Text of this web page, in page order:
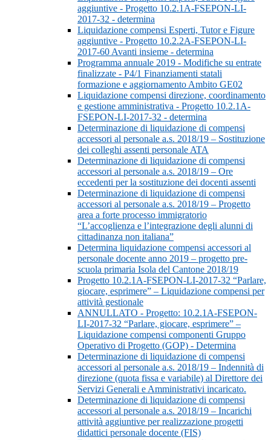
aggiuntive - Progetto 10.2.1A-FSEPON-LI-
2017-32 - determina
Liquidazione compensi Esperti, Tutor e Figure
aggiuntive - Progetto 10.2.2A-FSEPON-LI-
2017-60 Avanti insieme - determina
Programma annuale 2019 - Modifiche su entrate
finalizzate - P4/1 Finanziamenti statali
formazione e aggiornamento Ambito GE02
Liquidazione compensi direzione, coordinamento
e gestione amministrativa - Progetto 10.2.1A-
FSEPON-LI-2017-32 - determina
Determinazione di liquidazione di compensi
accessori al personale a.s. 2018/19 – Sostituzione
dei colleghi assenti personale ATA
Determinazione di liquidazione di compensi
accessori al personale a.s. 2018/19 – Ore
eccedenti per la sostituzione dei docenti assenti
Determinazione di liquidazione di compensi
accessori al personale a.s. 2018/19 – Progetto
area a forte processo immigratorio
“L’accoglienza e l’integrazione degli alunni di
cittadinanza non italiana”
Determina liquidazione compensi accessori al
personale docente anno 2019 – progetto pre-
scuola primaria Isola del Cantone 2018/19
Progetto 10.2.1A-FSEPON-LI-2017-32 “Parlare,
giocare, esprimere” – Liquidazione compensi per
attività gestionale
ANNULLATO - Progetto: 10.2.1A-FSEPON-
LI-2017-32 “Parlare, giocare, esprimere” –
Liquidazione compensi componenti Gruppo
Operativo di Progetto (GOP) - Determina
Determinazione di liquidazione di compensi
accessori al personale a.s. 2018/19 – Indennità di
direzione (quota fissa e variabile) al Direttore dei
Servizi Generali e Amministrativi incaricato.
Determinazione di liquidazione di compensi
accessori al personale a.s. 2018/19 – Incarichi
attività aggiuntive per realizzazione progetti
didattici personale docente (FIS)